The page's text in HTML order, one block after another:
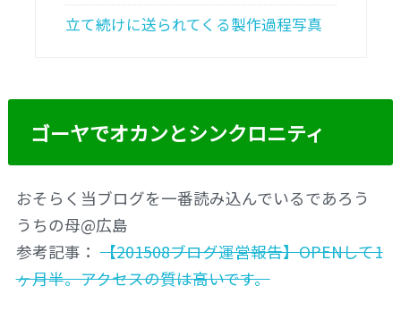
立て続けに送られてくる製作過程写真
ゴーヤでオカンとシンクロニティ
おそらく当ブログを一番読み込んでいるであろう
うちの母@広島
参考記事：【201508ブログ運営報告】OPENして1
ヶ月半。アクセスの質は高いです。